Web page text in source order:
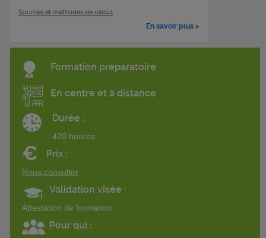
Sources et méthodes de calcul
En savoir plus >
Formation préparatoire
En centre et à distance
Durée :
420 heures
€ Prix :
Nous consulter
Validation visée :
Attestation de formation
Pour qui :